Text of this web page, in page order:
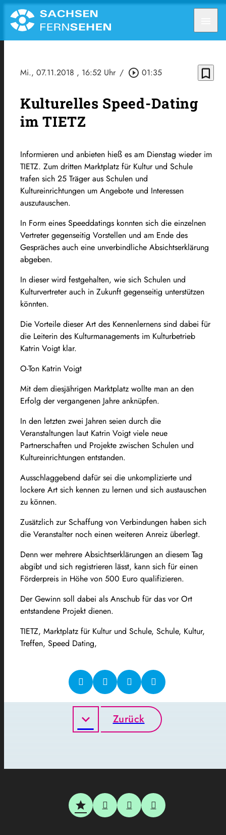
Mi., 07.11.2018 , 16:52 Uhr / play_circle_outline 01:35 bookmark_border
Kulturelles Speed-Dating
im TIETZ
Informieren und anbieten hieß es am Dienstag wieder im
TIETZ. Zum dritten Marktplatz für Kultur und Schule
trafen sich 25 Träger aus Schulen und
Kultureinrichtungen um Angebote und Interessen
auszutauschen.
In Form eines Speeddatings konnten sich die einzelnen
Vertreter gegenseitig Vorstellen und am Ende des
Gespräches auch eine unverbindliche Absichtserklärung
abgeben.
In dieser wird festgehalten, wie sich Schulen und
Kulturvertreter auch in Zukunft gegenseitig unterstützen
könnten.
Die Vorteile dieser Art des Kennenlernens sind dabei für
die Leiterin des Kulturmanagements im Kulturbetrieb
Katrin Voigt klar.
O-Ton Katrin Voigt
Mit dem diesjährigen Marktplatz wollte man an den
Erfolg der vergangenen Jahre anknüpfen.
In den letzten zwei Jahren seien durch die
Veranstaltungen laut Katrin Voigt viele neue
Partnerschaften und Projekte zwischen Schulen und
Kultureinrichtungen entstanden.
Ausschlaggebend dafür sei die unkomplizierte und
lockere Art sich kennen zu lernen und sich austauschen
zu können.
Zusätzlich zur Schaffung von Verbindungen haben sich
die Veranstalter noch einen weiteren Anreiz überlegt.
Denn wer mehrere Absichtserklärungen an diesem Tag
abgibt und sich registrieren lässt, kann sich für einen
Förderpreis in Höhe von 500 Euro qualifizieren.
Der Gewinn soll dabei als Anschub für das vor Ort
entstandene Projekt dienen.
TIETZ, Marktplatz für Kultur und Schule, Schule, Kultur,
Treffen, Speed Dating,
Zurück